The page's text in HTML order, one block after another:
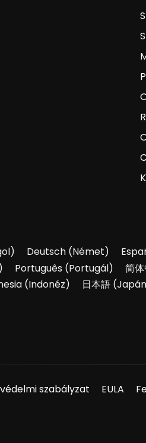
) Deutsch(Német)
Português (Portugál) 简
(Indonéz) 日本語 (Japán
szabályzat EULA